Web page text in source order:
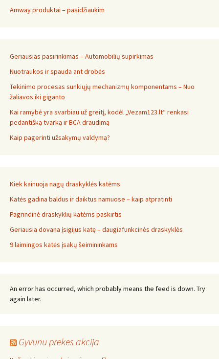
Amway produktai – pasidžiaukim
Geriausias pasirinkimas – Automobilių supirkimas
Nuotraukos ir spauda ant drobės
Tekinimo procesas sunkiųjų mechanizmų komponentams – Nuo
žaliavos iki giganto
Kai ramybė yra svarbiau už greitį, kodėl „Vezam123.lt“ renkasi
pedantišką tvarką ir BCA draudimą
Kaip pagerinti užsakymų valdymą?
Kiek kainuoja nagų draskyklės katėms
Katės gadina baldus ir daiktus namuose – kaip atpratinti
Pagrindinė draskyklių katėms paskirtis
Geriausia dovana įsigijus katę – daugiafunkcinės draskyklės
9 laimingos katės įsakų šeimininkams
An error has occurred, which probably means the feed is down. Try
again later.
Gyvunu prekes akcija